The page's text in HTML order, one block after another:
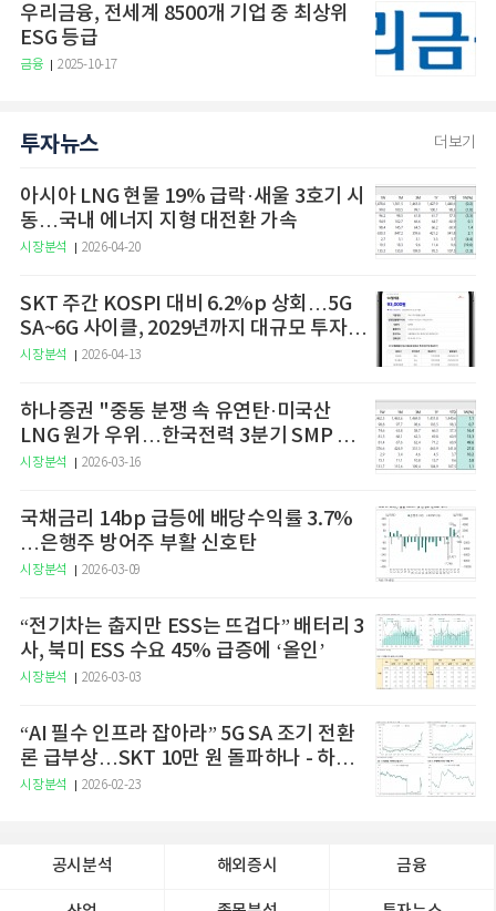
우리금융, 전세계 8500개 기업 중 최상위
ESG 등급
금융 2025-10-17
투자뉴스 더보기
아시아 LNG 현물 19% 급락·새울 3호기 시
동…국내 에너지 지형 대전환 가속
시장분석 2026-04-20
SKT 주간 KOSPI 대비 6.2%p 상회…5G
SA~6G 사이클, 2029년까지 대규모 투자
예고
시장분석 2026-04-13
하나증권 "중동 분쟁 속 유연탄·미국산
LNG 원가 우위…한국전력 3분기 SMP 상
승 전망"
시장분석 2026-03-16
국채금리 14bp 급등에 배당수익률 3.7%
…은행주 방어주 부활 신호탄
시장분석 2026-03-09
“전기차는 춥지만 ESS는 뜨겁다” 배터리 3
사, 북미 ESS 수요 45% 급증에 ‘올인’
시장분석 2026-03-03
“AI 필수 인프라 잡아라” 5G SA 조기 전환
론 급부상…SKT 10만 원 돌파하나 - 하나
증권
시장분석 2026-02-23
공시분석 해외증시 금융